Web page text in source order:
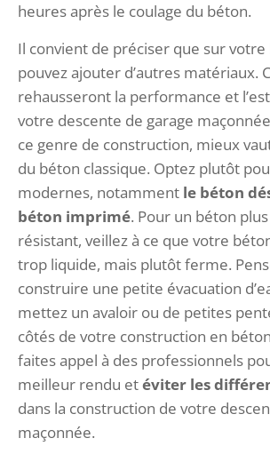
heures après le coulage du béton.
Il convient de préciser que sur votre
pouvez ajouter d’autres matériaux.
rehausseront la performance et
votre descente de garage
ce genre de construction, mieux
du béton classique. Optez plutôt
modernes, notamment le béton
béton imprimé. Pour un béton
résistant, veillez à ce que votre
trop liquide, mais plutôt ferme.
construire une petite évacuation
mettez un avaloir ou de petites
côtés de votre construction en
faites appel à des professionnels
meilleur rendu etéviter les
dans la construction de votre
maçonnée.